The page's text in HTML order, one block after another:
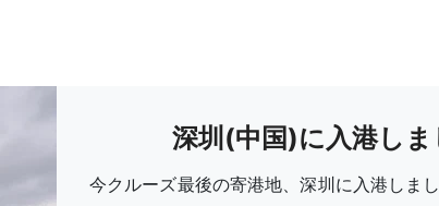
深圳(中国)に入港しま
今クルーズ最後の寄港地、深圳に入港しま